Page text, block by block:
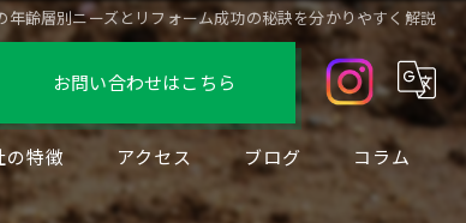
年齢層別ニーズとリフォーム成功の秘訣を分かりやすく解説
お問い合わせはこちら
の特徴 アクセス ブログ コラム